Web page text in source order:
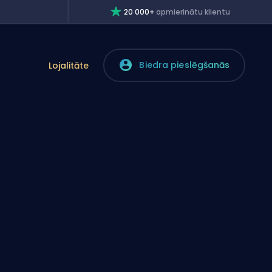
20 000+apmierinātu klientu
Lojalitāte Biedra pieslēgšanās